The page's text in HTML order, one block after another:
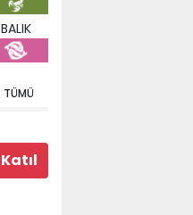
BALIK
TÜMÜ